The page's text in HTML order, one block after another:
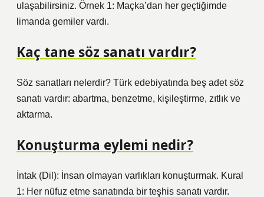
ulaşabilirsiniz. Örnek 1: Maçka’dan her geçtiğimde
limanda gemiler vardı.
Kaç tane söz sanatı vardır?
Söz sanatları nelerdir? Türk edebiyatında beş adet söz
sanatı vardır: abartma, benzetme, kişileştirme, zıtlık ve
aktarma.
Konuşturma eylemi nedir?
İntak (Dil): İnsan olmayan varlıkları konuşturmak. Kural
1: Her nüfuz etme sanatında bir teşhis sanatı vardır.